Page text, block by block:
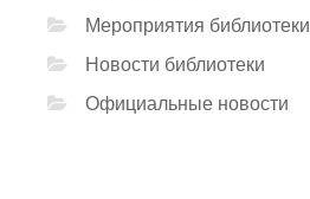
Мероприятия библиотеки
Новости библиотеки
Официальные новости